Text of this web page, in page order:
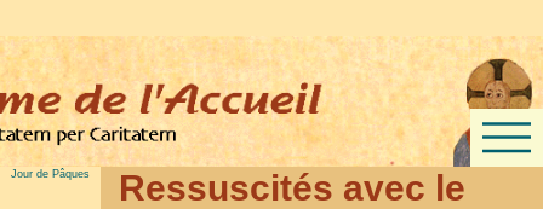
Jour de Pâques
Ressuscités avec le